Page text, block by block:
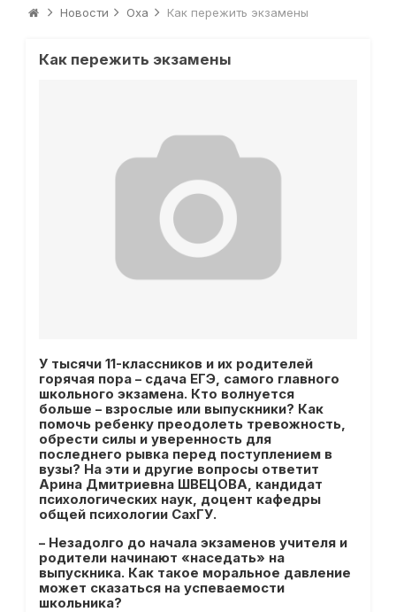
Новости Оха Как пережить экзамены
Как пережить экзамены
У тысячи 11-классников и их родителей
горячая пора – сдача ЕГЭ, самого главного
школьного экзамена. Кто волнуется
больше – взрослые или выпускники? Как
помочь ребенку преодолеть тревожность,
обрести силы и уверенность для
последнего рывка перед поступлением в
вузы? На эти и другие вопросы ответит
Арина Дмитриевна ШВЕЦОВА, кандидат
психологических наук, доцент кафедры
общей психологии СахГУ.
–Незадолго до начала экзаменов учителя и
родители начинают «наседать» на
выпускника. Как такое моральное давление
может сказаться на успеваемости
школьника?